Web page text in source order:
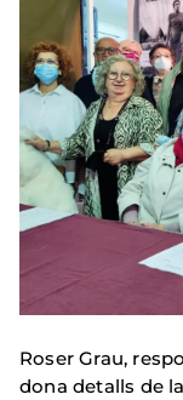
Roser Grau,
dona detalls de